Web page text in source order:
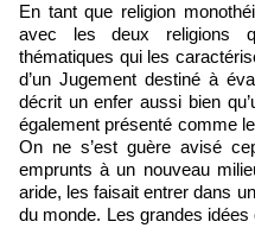
En tant que religion monothéiste l’islam est supposé partager
avec les deux religions
thématiques qui les
d’un Jugement destiné à
décrit un enfer aussi bien
également présenté comme
On ne s’est guère avisé
emprunts à un nouveau
aride, les faisait entrer dans
du monde. Les grandes